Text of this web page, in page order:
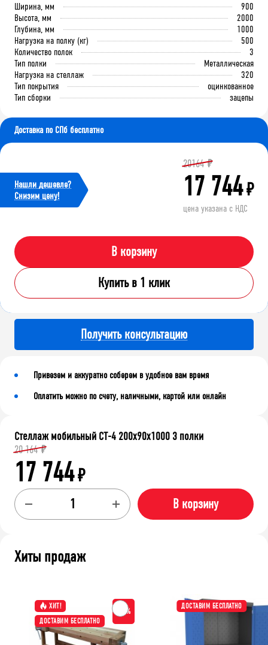
Ширина, мм
900
Высота, мм
2000
Глубина, мм
1000
Нагрузка на полку (кг)
500
Количество полок
3
Тип полки
Металлическая
Нагрузка на стеллаж
320
Тип покрытия
оцинкованное
Тип сборки
зацепы
Доставка по СПб бесплатно
Нашли дешевле?
Cнизим цену!
20164 ₽
17 744₽
цена указана с НДС
В корзину
Купить в 1 клик
Получить консультацию
Привезем и аккуратно соберем в удобное вам время
Оплатить можно по счету, наличными, картой или онлайн
Стеллаж мобильный СТ-4 200x90x1000 3 полки
20 164 ₽
17 744₽
В корзину
Хиты продаж
ХИТ!
ДОСТАВИМ БЕСПЛАТНО
-15%
ДОСТАВИМ БЕСПЛАТНО